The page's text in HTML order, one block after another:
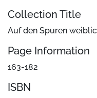
Collection Title
Auf den Spuren
Page Information
163-182
ISBN